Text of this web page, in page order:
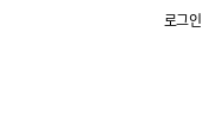
로그인